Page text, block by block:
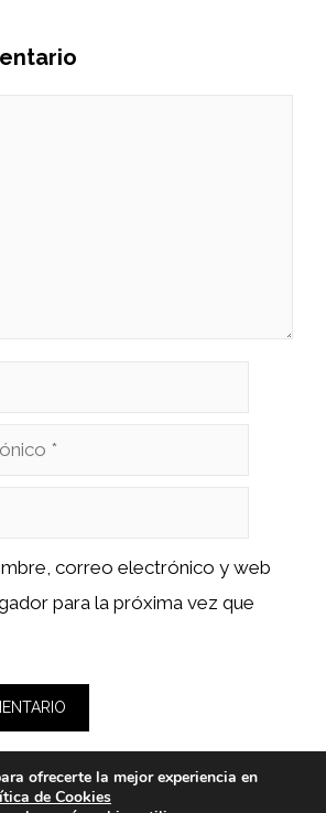
correo electrónico y web
para la próxima vez que
ofrecerte la mejor experiencia en
de Cookies